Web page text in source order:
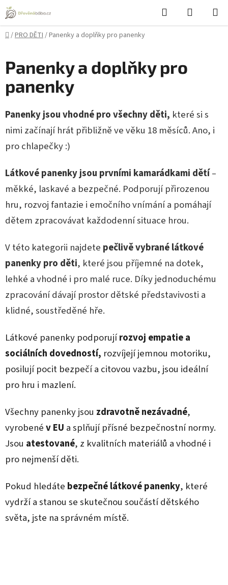
Přejít
na
obsah
Hledat
KOŠÍK
Domů
/PRO DĚTI/Panenky a doplňky pro panenky
Panenky a doplňky pro
panenky
Panenky jsou vhodné pro všechny děti, které si s
nimi začínají hrát přibližně ve věku 18 měsíců. Ano, i
pro chlapečky :)
Látkové panenky jsou prvními kamarádkami dětí–
měkké, laskavé a bezpečné. Podporují přirozenou
hru, rozvoj fantazie i emočního vnímání a pomáhají
dětem zpracovávat každodenní situace hrou.
V této kategorii najdete pečlivě vybrané látkové
panenky pro děti, které jsou příjemné na dotek,
lehké a vhodné i pro malé ruce. Díky jednoduchému
zpracování dávají prostor dětské představivosti a
klidné, soustředěné hře.
Látkové panenky podporujírozvoj empatie a
sociálních dovedností, rozvíjejí jemnou motoriku,
posilují pocit bezpečí a citovou vazbu, jsou ideální
pro hru i mazlení.
Všechny panenky jsou zdravotně nezávadné,
vyrobenév EU a splňují přísné bezpečnostní normy.
Jsou atestované, z kvalitních materiálů a vhodné i
pro nejmenší děti.
Pokud hledáte bezpečné látkové panenky, které
vydrží a stanou se skutečnou součástí dětského
světa, jste na správném místě.